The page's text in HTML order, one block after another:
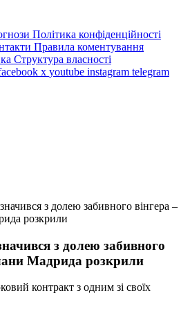
Політика конфіденційності
Правила коментування
Структура власності
x youtube instagram telegram
з долею забивного вінгера –
розкрили
з долею забивного
Мадрида розкрили
контракт з одним зі своїх